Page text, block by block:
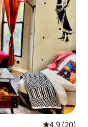
Calificación
4,9 (20)